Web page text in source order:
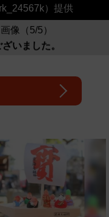
）提供
像（5/5）
いました。